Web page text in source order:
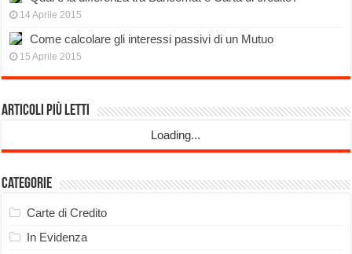
14 Aprile 2015
Come calcolare gli interessi passivi di un Mutuo
15 Aprile 2015
Articoli più Letti
Loading...
Categorie
Carte di Credito
In Evidenza